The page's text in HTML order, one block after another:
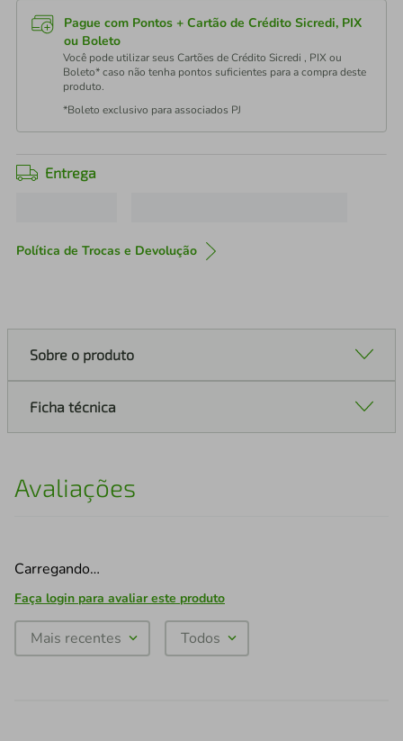
Pague com Pontos + Cartão de Crédito Sicredi, PIX
ou Boleto
Você pode utilizar seus Cartões de Crédito Sicredi , PIX ou
Boleto* caso não tenha pontos suficientes para a compra deste
produto.
*Boleto exclusivo para associados PJ
Entrega
Política de Trocas e Devolução
Sobre o produto
Ficha técnica
Avaliações
Carregando…
Faça login para avaliar este produto
Mais recentes Todos